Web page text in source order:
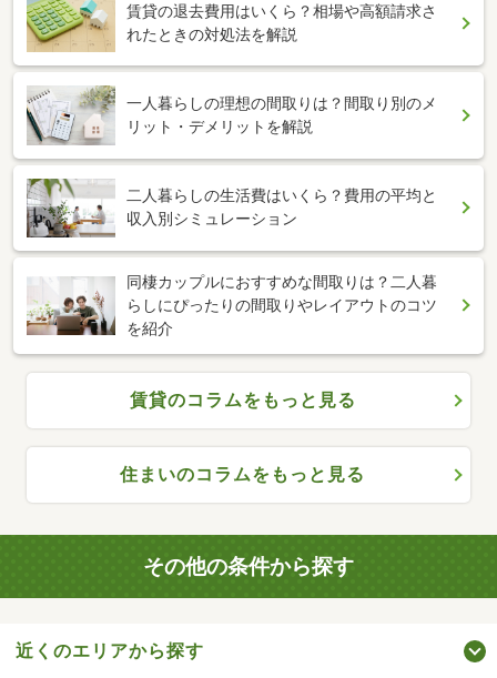
賃貸の退去費用はいくら？相場や高額請求さ
れたときの対処法を解説
一人暮らしの理想の間取りは？間取り別のメ
リット・デメリットを解説
二人暮らしの生活費はいくら？費用の平均と
収入別シミュレーション
同棲カップルにおすすめな間取りは？二人暮
らしにぴったりの間取りやレイアウトのコツ
を紹介
賃貸のコラムをもっと見る
住まいのコラムをもっと見る
その他の条件から探す
近くのエリアから探す